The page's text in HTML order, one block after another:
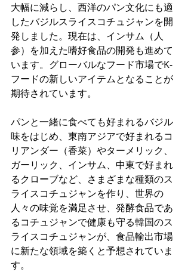
大幅に減らし、西洋のパン文化にも適
したバジルスライスコチュジャンを開
発しました。現在は、インサム（人
参）を加えた嗜好食品の開発も進めて
います。グローバルなフード市場でK-
フードの新しいアイテムとなることが
期待されています。
パンと一緒に食べても好まれるバジル
味をはじめ、東南アジアで好まれるコ
リアンダー（香菜）やターメリック、
ガーリック、インサム、中東で好まれ
るクローブなど、さまざまな種類のス
ライスコチュジャンを作り、世界の
人々の味覚を満足させ、発酵食品であ
るコチュジャンで健康も守る韓国のス
ライスコチュジャンが、食品輸出市場
に新たな領域を築くと予想されていま
す。